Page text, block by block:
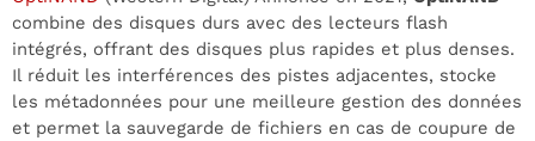
combine des disques durs avec des lecteurs flash
intégrés, offrant des disques plus rapides et plus denses.
Il réduit les interférences des pistes adjacentes, stocke
les métadonnées pour une meilleure gestion des données
et permet la sauvegarde de fichiers en cas de coupure de